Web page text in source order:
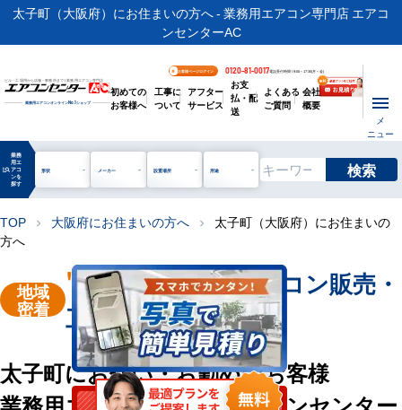
太子町（大阪府）にお住まいの方へ - 業務用エアコン専門店 エアコ
ンセンターAC
ビル・工場用から店舗・事務所まで | 業務用エアコン専門店
業務用エアコンオンラインNo.1ショップ
お客様ページログイン 0120-81-0017電話受付時間 / 9:00～17:30(月～金)
初めての
お客様へ
工事に
ついて
アフター
サービス
お支
払・配
送
よくある
ご質問
会社
概要
メ
ニュー
manage_search
業務
用エ
アコ
ンを
探す
形状 メーカー 設置場所 用途 検索
TOP chevron_right 大阪府にお住まいの方へ chevron_right
太子町（大阪府）にお住まいの
方へ
地域
密着
"太子町"業務用エアコン販売・
工事を承ります
太子町にお住い・お勤めのお客様